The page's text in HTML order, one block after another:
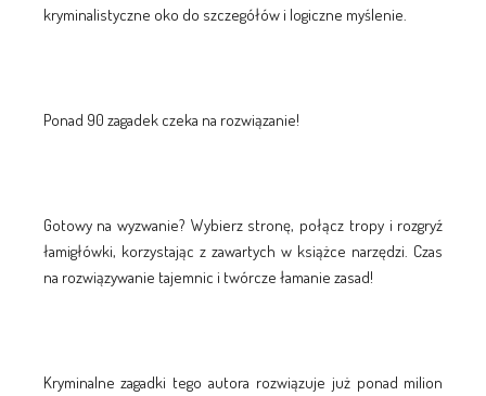
kryminalistyczne oko do szczegółów i logiczne myślenie.
Ponad 90 zagadek czeka na rozwiązanie!
Gotowy na wyzwanie? Wybierz stronę, połącz tropy i rozgryź
łamigłówki, korzystając z zawartych w książce narzędzi. Czas
na rozwiązywanie tajemnic i twórcze łamanie zasad!
Kryminalne zagadki tego autora rozwiązuje już ponad milion